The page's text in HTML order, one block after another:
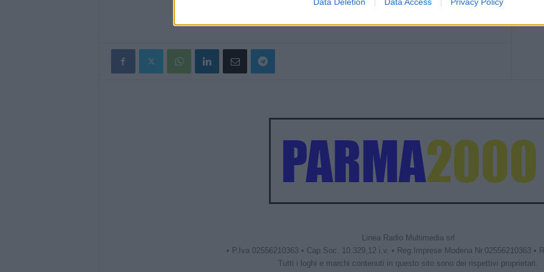
Linea Radio Multimedia srl
• P.Iva 02556210363 • Cap.Soc. 10.329,12 i.v. • Reg.Imprese Modena Nr.02556210363 •
Tutti i loghi e marchi contenuti in questo sito sono dei rispettivi proprietari.